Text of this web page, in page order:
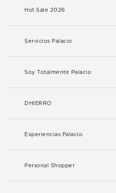
Hot Sale 2026
Servicios Palacio
Soy Totalmente Palacio
DHIERRO
Experiencias Palacio
Personal Shopper